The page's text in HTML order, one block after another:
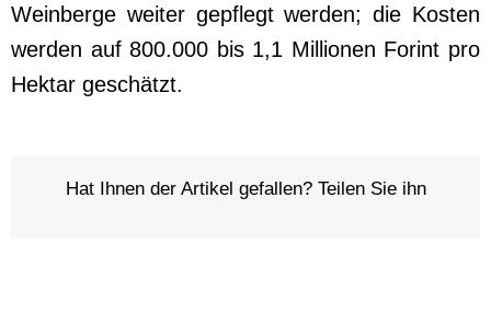
Weinberge weiter gepflegt werden; die Kosten
werden auf 800.000 bis 1,1 Millionen Forint pro
Hektar geschätzt.
Hat Ihnen der Artikel gefallen? Teilen Sie ihn